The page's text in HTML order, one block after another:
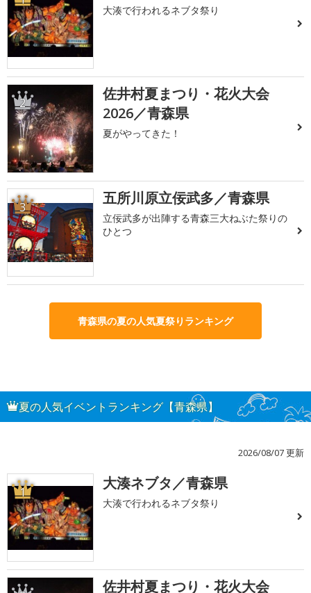
大湊で行われるネブタ祭り
2
佐井村夏まつり・花火大会
2026／青森県
夏がやってきた！
3 五所川原立佞武多／青森県
立佞武多が出陣する青森三大ねぶた祭りの
ひとつ
青森県の夏の人気夏祭りランキング
夏の人気イベントランキング【青森県】
2026/08/07 更新
1 大湊ネブタ／青森県
大湊で行われるネブタ祭り
佐井村夏まつり・花火大会